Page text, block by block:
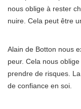
nous oblige à rester
nuire. Cela peut être
Alain de Botton nous
peur. Cela nous
prendre de risques.
de confiance en soi.